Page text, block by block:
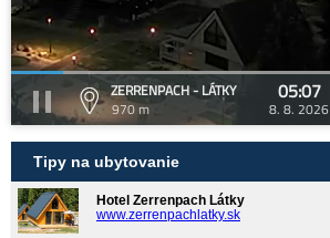
ZERRENPACH - LÁTKY
970 m
05:07
8. 8. 2026
Tipy na ubytovanie
Hotel Zerrenpach Látky
www.zerrenpachlatky.sk